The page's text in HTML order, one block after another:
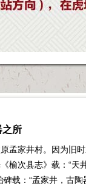
之所
孟家井村。因为旧
榆次县志》载：“天
载：“孟家井，古